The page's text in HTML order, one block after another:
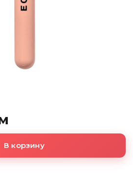
В корзину